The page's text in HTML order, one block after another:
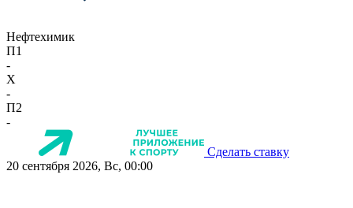
Нефтехимик
П1
-
X
-
П2
-
Сделать ставку
20 сентября 2026, Вс, 00:00